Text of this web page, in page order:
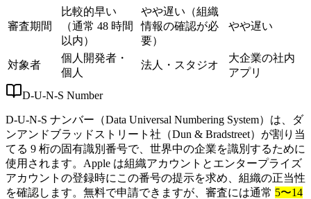
審査期間
比較的早い
（通常 48 時間
以内）
やや遅い（組織
情報の確認が必
要）
やや遅い
対象者
個人開発者・
個人
法人・スタジオ
大企業の社内
アプリ
D-U-N-S Number
D-U-N-S ナンバー（Data Universal Numbering System）は、ダ
ンアンドブラッドストリート社（Dun & Bradstreet）が割り当
てる 9 桁の固有識別番号で、世界中の企業を識別するために
使用されます。Apple は組織アカウントとエンタープライズ
アカウントの登録時にこの番号の提示を求め、組織の正当性
を確認します。無料で申請できますが、審査には通常 5〜14